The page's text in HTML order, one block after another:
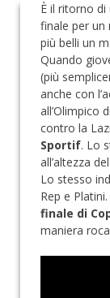
È il ritorno
finale per
più belli un
Quando
(più
anche con
all’Olimpico
contro la
Sportif. Lo
all’altezza
Lo stesso
Rep e
finale di
maniera